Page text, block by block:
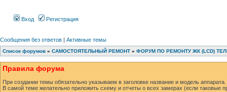
Вход Регистрация
Сообщения без ответов | Активные темы
Список форумов » САМОСТОЯТЕЛЬНЫЙ РЕМОНТ » ФОРУМ ПО РЕМОНТУ ЖК (LCD)
Правила форума
При создании темы обязательно указываем в заголовке название и модель аппарата.
В самой теме желательно приложить схему и отчеты о всех замерах (если таковые